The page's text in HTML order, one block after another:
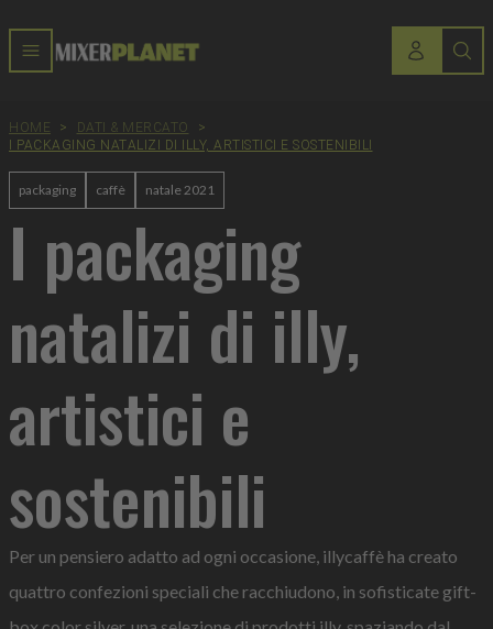
HOME > DATI & MERCATO
>
I PACKAGING NATALIZI DI ILLY, ARTISTICI E SOSTENIBILI
packaging caffè natale 2021
I packaging
natalizi di illy,
artistici e
sostenibili
Per un pensiero adatto ad ogni occasione, illycaffè ha creato
quattro confezioni speciali che racchiudono, in sofisticate gift-